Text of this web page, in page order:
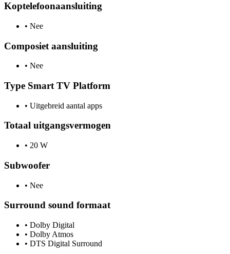
Koptelefoonaansluiting
• Nee
Composiet aansluiting
• Nee
Type Smart TV Platform
• Uitgebreid aantal apps
Totaal uitgangsvermogen
• 20 W
Subwoofer
• Nee
Surround sound formaat
• Dolby Digital
• Dolby Atmos
• DTS Digital Surround